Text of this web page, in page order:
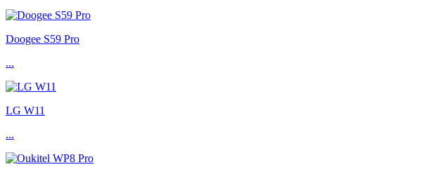
Doogee S59 Pro
...
LG W11
...